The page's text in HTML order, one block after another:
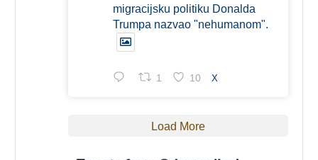
migracijsku politiku Donalda
Trumpa nazvao "nehumanom".
1 10 X
Load More